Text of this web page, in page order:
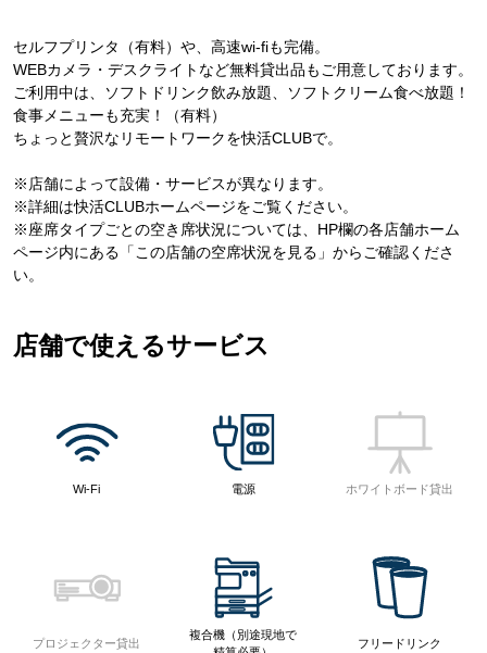
セルフプリンタ（有料）や、高速wi-fiも完備。
WEBカメラ・デスクライトなど無料貸出品もご用意しております。
ご利用中は、ソフトドリンク飲み放題、ソフトクリーム食べ放題！
食事メニューも充実！（有料）
ちょっと贅沢なリモートワークを快活CLUBで。
※店舗によって設備・サービスが異なります。
※詳細は快活CLUBホームページをご覧ください。
※座席タイプごとの空き席状況については、HP欄の各店舗ホーム
ページ内にある「この店舗の空席状況を見る」からご確認くださ
い。
店舗で使えるサービス
Wi-Fi 電源 ホワイトボード貸出
プロジェクター貸出
複合機（別途現地で
フリードリンク